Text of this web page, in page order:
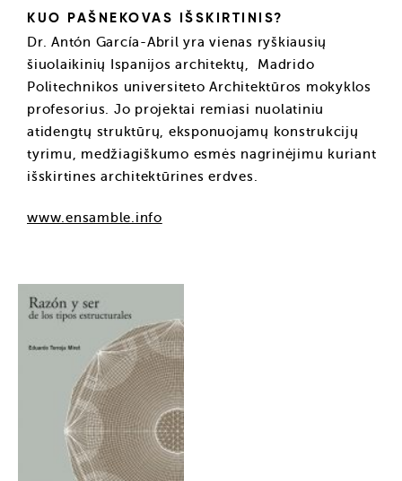
KUO PAŠNEKOVAS IŠSKIRTINIS?
Dr. Antón García-Abril yra vienas ryškiausių
šiuolaikinių Ispanijos architektų, Madrido
Politechnikos universiteto Architektūros mokyklos
profesorius. Jo projektai remiasi nuolatiniu
atidengtų struktūrų, eksponuojamų konstrukcijų
tyrimu, medžiagiškumo esmės nagrinėjimu kuriant
išskirtines architektūrines erdves.
www.ensamble.info